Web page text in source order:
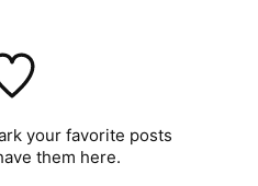
your favorite posts
them here.